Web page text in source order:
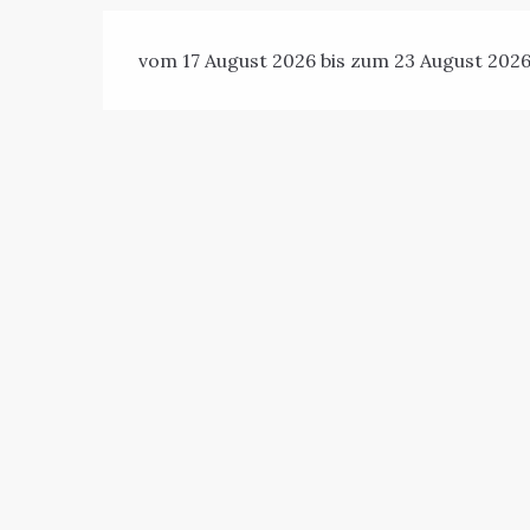
vom 17 August 2026 bis zum 23 August